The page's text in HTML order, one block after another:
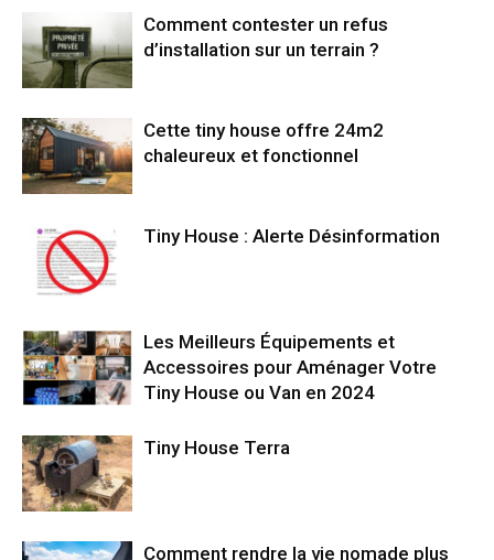
Comment contester un refus
d’installation sur un terrain ?
Cette tiny house offre 24m2
chaleureux et fonctionnel
Tiny House : Alerte Désinformation
Les Meilleurs Équipements et
Accessoires pour Aménager Votre
Tiny House ou Van en 2024
Tiny House Terra
Comment rendre la vie nomade plus